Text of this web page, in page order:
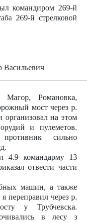
командиром 269-й
269-й стрелковой
Романовка,
мост через р.
на этом
и пулеметов.
сильно
4.9 командарму 13
отвести части
машин, а также
переправил через р.
у Трубчевска.
в лесу з